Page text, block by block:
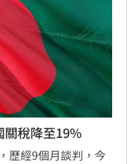
稅降至19%
歷經9個月談判，今